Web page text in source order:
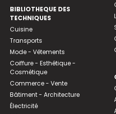
BIBLIOTHEQUE DES
TECHNIQUES
Cuisine
Transports
Mode - Vêtements
Coiffure - Esthétique -
Cosmétique
Commerce - Vente
Bâtiment - Architecture
Électricité